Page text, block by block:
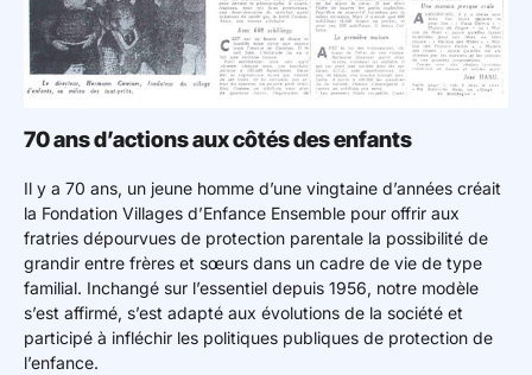
70 ans d’actions aux côtés des enfants
Il y a 70 ans, un jeune homme d’une vingtaine d’années créait
la Fondation Villages d’Enfance Ensemble pour offrir aux
fratries dépourvues de protection parentale la possibilité de
grandir entre frères et sœurs dans un cadre de vie de type
familial. Inchangé sur l’essentiel depuis 1956, notre modèle
s’est affirmé, s’est adapté aux évolutions de la société et
participé à infléchir les politiques publiques de protection de
l’enfance.